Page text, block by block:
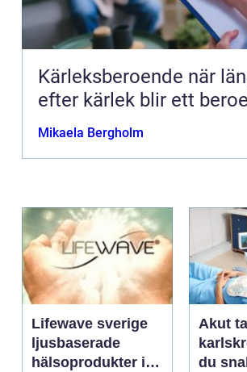
Kärleksberoende när längtan
efter kärlek blir ett
Mikaela Bergholm
Lifewave sverige
ljusbaserade
hälsoprodukter i
Akut
du